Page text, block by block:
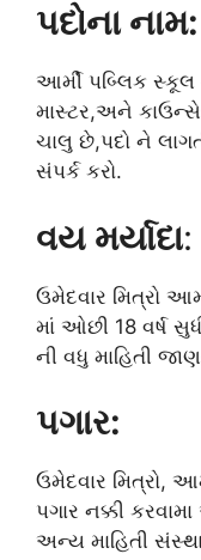
પદોના નામ:
આર્મી પબ્લિક સ્કૂલ
માસ્ટર,અને
ચાલુ છે,પદો ને
સંપર્ક કરો.
વય મર્યાદા:
ઉમેદવાર મિત્રો
માં ઓછી 18 વર્ષ
ની વધુ માહિતી
પગાર:
ઉમેદવાર મિત્રો,
પગાર નક્કી
અન્ય માહિતી